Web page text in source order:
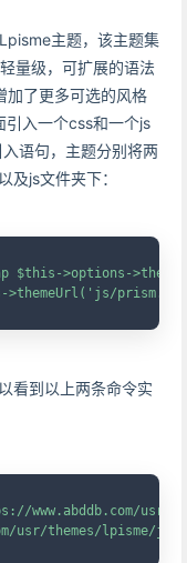
主题，该主题集
量级，可扩展的语法
加了更多可选的风格
引入一个css和一个js
语句，主题分别将两
及js文件夹下：
$this->options-
>themeUrl('js/
看到以上两条命令实
www.abddb.com/usr/
usr/themes/lpisme/